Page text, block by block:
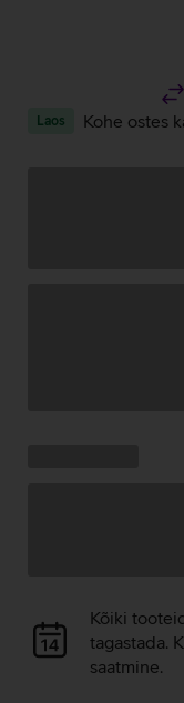
Laos Kohe ostes
Andmete
laadimine
Kõiki
tagastada.
saatmine.